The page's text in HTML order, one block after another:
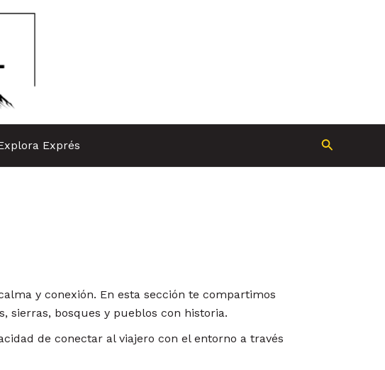
Exprés Buscar
y conexión. En esta sección te compartimos
sierras, bosques y pueblos con historia.
de conectar al viajero con el entorno a través